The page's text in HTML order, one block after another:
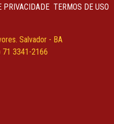
PRIVACIDADE TERMOS DE USO
Salvador - BA
71 3341-2166